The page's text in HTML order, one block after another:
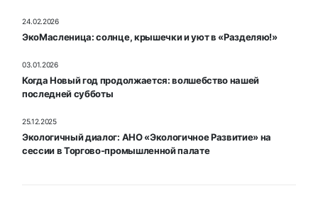
ЭкоМасленица: солнце, крышечки и уют в «Разделяю!»
24.02.2026
Когда Новый год продолжается: волшебство нашей
последней субботы
03.01.2026
Экологичный диалог: АНО «Экологичное Развитие» на
сессии в Торгово-промышленной палате
25.12.2025